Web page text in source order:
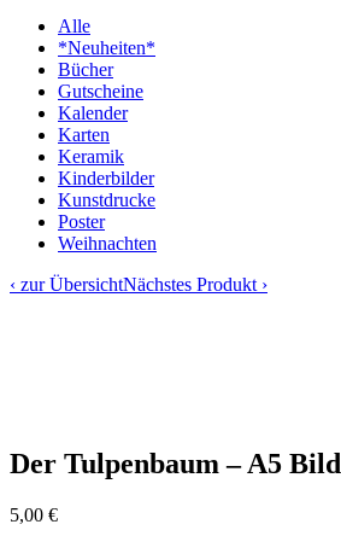
Alle
*Neuheiten*
Bücher
Gutscheine
Kalender
Karten
Keramik
Kinderbilder
Kunstdrucke
Poster
Weihnachten
‹ zur ÜbersichtNächstes Produkt ›
Der Tulpenbaum – A5 Bild
5,00 €